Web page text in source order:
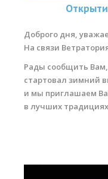
Прокат
Доброго дня,
На связи
Рады сообщить
стартовал зимний
и мы приглашаем
в лучших